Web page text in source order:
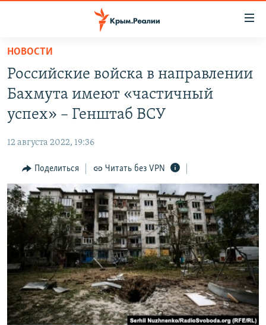
Вернуться
основному
содержанию
главной
навигации
Вернутся
поиску
11 ЛЕТ ОККУПАЦИИ КРЫМА. 11 ИСТОРИЙ СОПРОТИВЛЕНИЯ
ЕЩЕ
ИНТЕРАКТИВ
ИНФОГРАФИКА
ТЕЛЕПРОЕКТ КРЫМ.РЕАЛИИ
СОВЕТЫ ПРАВОЗАЩИТНИКОВ
ПРОПАВШИЕ БЕЗ ВЕСТИ
ПОБЕДИТЕЛЕЙ НЕ СУДЯТ?
КРЫМ.НЕПОКОРЕННЫЙ
ELIFBE
РАДІО СВОБОДА
КАК ОБОЙТИ БЛОКИРОВКУ
Українською
Qırımtatar
ПРИСОЕДИНЯЙТЕСЬ!
НОВОСТИ
Российские войска в направлении
Бахмута имеют «частичный
успех» – Генштаб ВСУ
12 августа 2022, 19:36
Поделиться Читать без VPN